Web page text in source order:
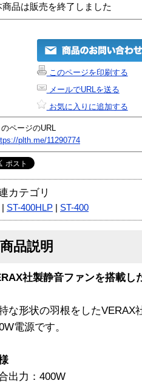
商品は販売を終了しました
このページを印刷する
メールでURLを送る
お気に入りに追加する
のページのURL
plth.me/11290774
カテゴリ
ST-400HLP ST-400
商品説明
社製静音ファンを搭載し
な形状の羽根をしたVERAX
電源です。
出力：400W